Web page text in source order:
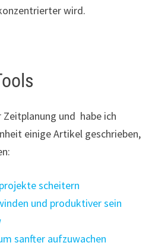
wird.
Zeitplanung und habe ich
einige Artikel geschrieben,
scheitern
und produktiver sein
sanfter aufzuwachen